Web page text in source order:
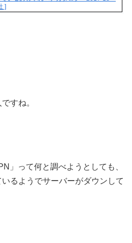
]
すね。
」って何と調べようとしても、
るようでサーバーがダウンして